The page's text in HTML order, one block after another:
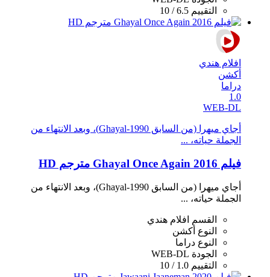
التقييم 6.5 / 10
افلام هندي
أكشن
دراما
1.0
WEB-DL
أجاي ميهرا (من السابق Ghayal-1990)، وبعد الانتهاء من
الجملة حياته، ...
فيلم Ghayal Once Again 2016 مترجم HD
أجاي ميهرا (من السابق Ghayal-1990)، وبعد الانتهاء من
الجملة حياته، ...
القسم افلام هندي
النوع أكشن
النوع دراما
الجودة WEB-DL
التقييم 1.0 / 10